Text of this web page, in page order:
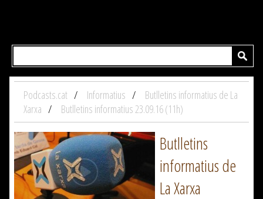
Podcasts.cat Informatius
Butlletins informatius de La
Xarxa
Butlletins informatius 23.09.16 (11h)
Butlletins
informatius de
La Xarxa